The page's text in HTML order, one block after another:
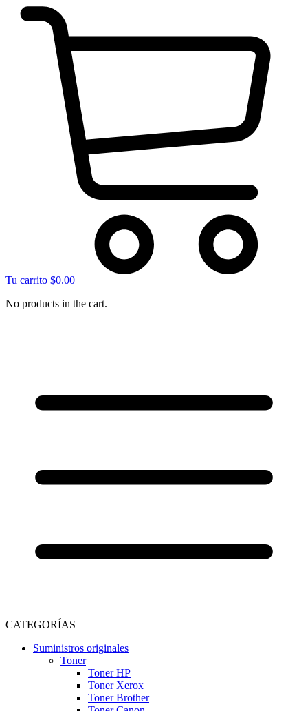
Tu carrito $0.00
No products in the cart.
CATEGORÍAS
Suministros originales
Toner
Toner HP
Toner Xerox
Toner Brother